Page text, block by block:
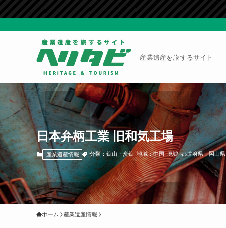
産業遺産を旅するサイト
日本弁柄工業 旧和気工場
産業遺産情報 分類：鉱山・炭鉱 地域：中国 廃墟 都道府県：岡山県
ホーム 産業遺産情報